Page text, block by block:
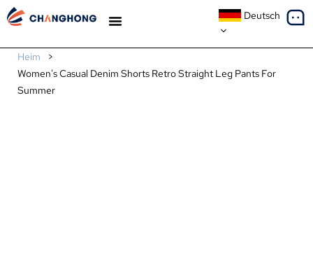
Deutsch
Heim
>
Women's Casual Denim Shorts Retro Straight Leg Pants For
Summer